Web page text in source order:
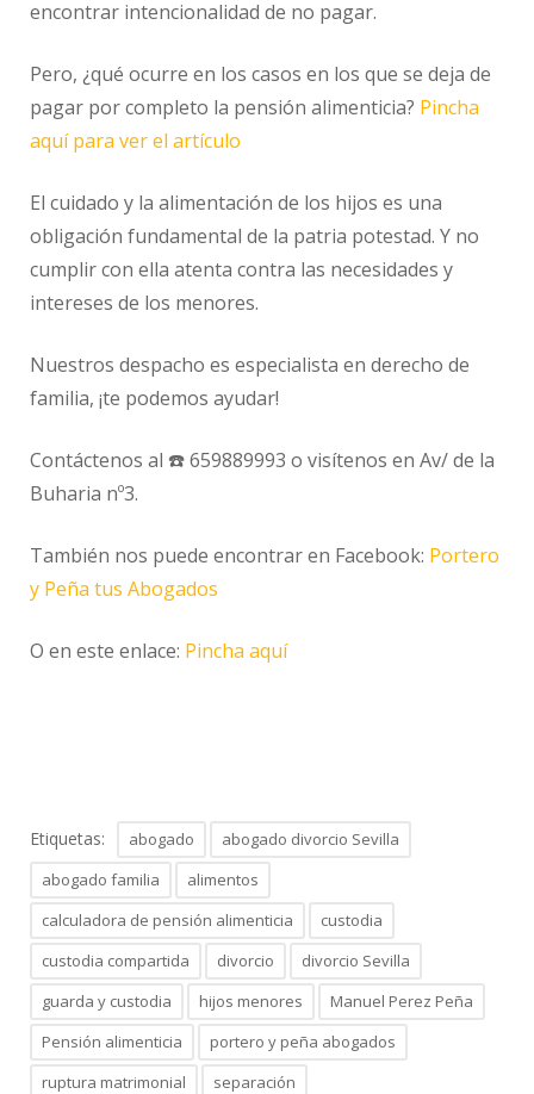
encontrar intencionalidad de no pagar.
Pero, ¿qué ocurre en los casos en los que se deja de
pagar por completo la pensión alimenticia? Pincha
aquí para ver el artículo
El cuidado y la alimentación de los hijos es una
obligación fundamental de la patria potestad. Y no
cumplir con ella atenta contra las necesidades y
intereses de los menores.
Nuestros despacho es especialista en derecho de
familia, ¡te podemos ayudar!
Contáctenos al ☎️ 659889993 o visítenos en Av/ de la
Buharia nº3.
También nos puede encontrar en Facebook: Portero
y Peña tus Abogados
O en este enlace: Pincha aquí
Etiquetas: abogado
abogado divorcio Sevilla
abogado familia
alimentos
calculadora de pensión alimenticia
custodia
custodia compartida
divorcio
divorcio Sevilla
guarda y custodia
hijos menores
Manuel Perez Peña
Pensión alimenticia
portero y peña abogados
ruptura matrimonial
separación